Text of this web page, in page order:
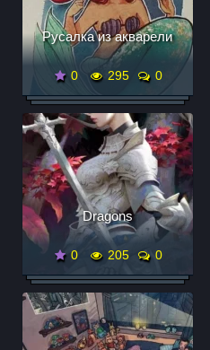
Русалка из акварели
0 295 0
Dragons
0 205 0